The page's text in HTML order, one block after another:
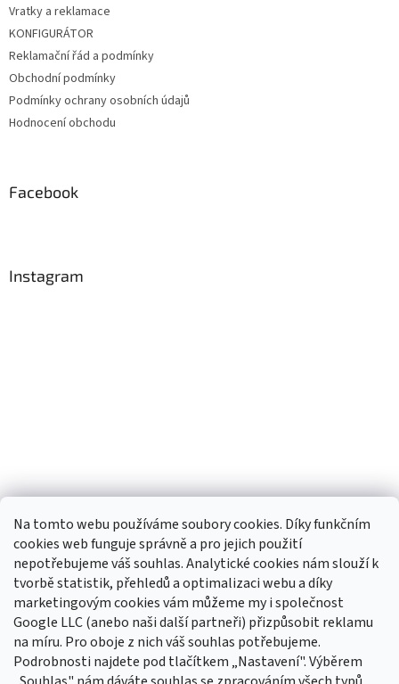
Na tomto webu používáme soubory cookies. Díky funkčním
cookies web funguje správně a pro jejich použití
nepotřebujeme váš souhlas. Analytické cookies nám slouží k
tvorbě statistik, přehledů a optimalizaci webu a díky
marketingovým cookies vám můžeme my i společnost
Google LLC (anebo naši další partneři) přizpůsobit reklamu
na míru. Pro oboje z nich váš souhlas potřebujeme.
Podrobnosti najdete pod tlačítkem „Nastavení". Výběrem
Vratky a reklamace
KONFIGURÁTOR
Reklamační řád a podmínky
Obchodní podmínky
Podmínky ochrany osobních údajů
Hodnocení obchodu
Facebook
Instagram
Sledovat na Instagramu
Odebírat newsletter
Vložte svůj e-mail a my vám budeme zasílat informace o nových